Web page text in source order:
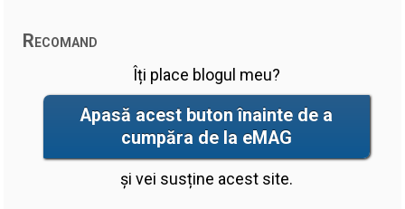
Recomand
Îți place blogul meu?
Apasă acest buton înainte de a
cumpăra de la eMAG
și vei susține acest site.